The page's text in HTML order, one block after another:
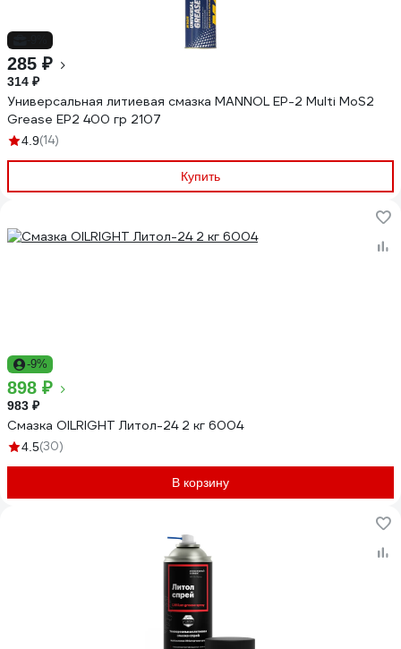
285 ₽
314 ₽
Универсальная литиевая смазка MANNOL EP-2 Multi MoS2
Grease EP2 400 гр 2107
4.9(14)
Купить
-9%
898 ₽
983 ₽
Смазка OILRIGHT Литол-24 2 кг 6004
4.5(30)
В корзину